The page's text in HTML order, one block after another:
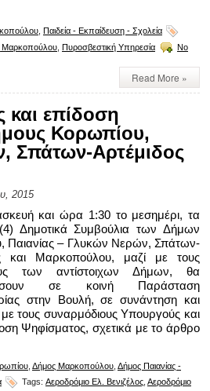
Παιδεία - Εκπαίδευση - Σχολεία
Μαρκοπούλου Πυροσβεστική Υπηρεσία
No
Read More »
και επίδοση
Κορωπίου,
Σπάτων-Αρτέμιδος
2015
και ώρα 1:30 το μεσημέρι, τα
Δημοτικά Συμβούλια των Δήμων
Παιανίας – Γλυκών Νερών, Σπάτων-
και Μαρκοπούλου, μαζί με τους
των αντίστοιχων Δήμων, θα
σε κοινή Παράσταση
στην Βουλή, σε συνάντηση και
τους συναρμόδιους Υπουργούς και
Ψηφίσματος, σχετικά με το άρθρο
Δήμος Μαρκοπούλου Δήμος Παιανίας -
Tags: Αεροδρόμιο Ελ. Βενιζέλος Αεροδρόμιο